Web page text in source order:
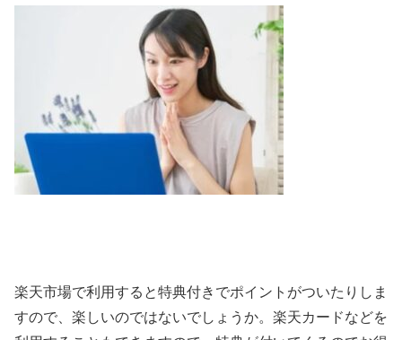
楽天市場で利用すると特典付きでポイントがついたりしま
すので、楽しいのではないでしょうか。楽天カードなどを